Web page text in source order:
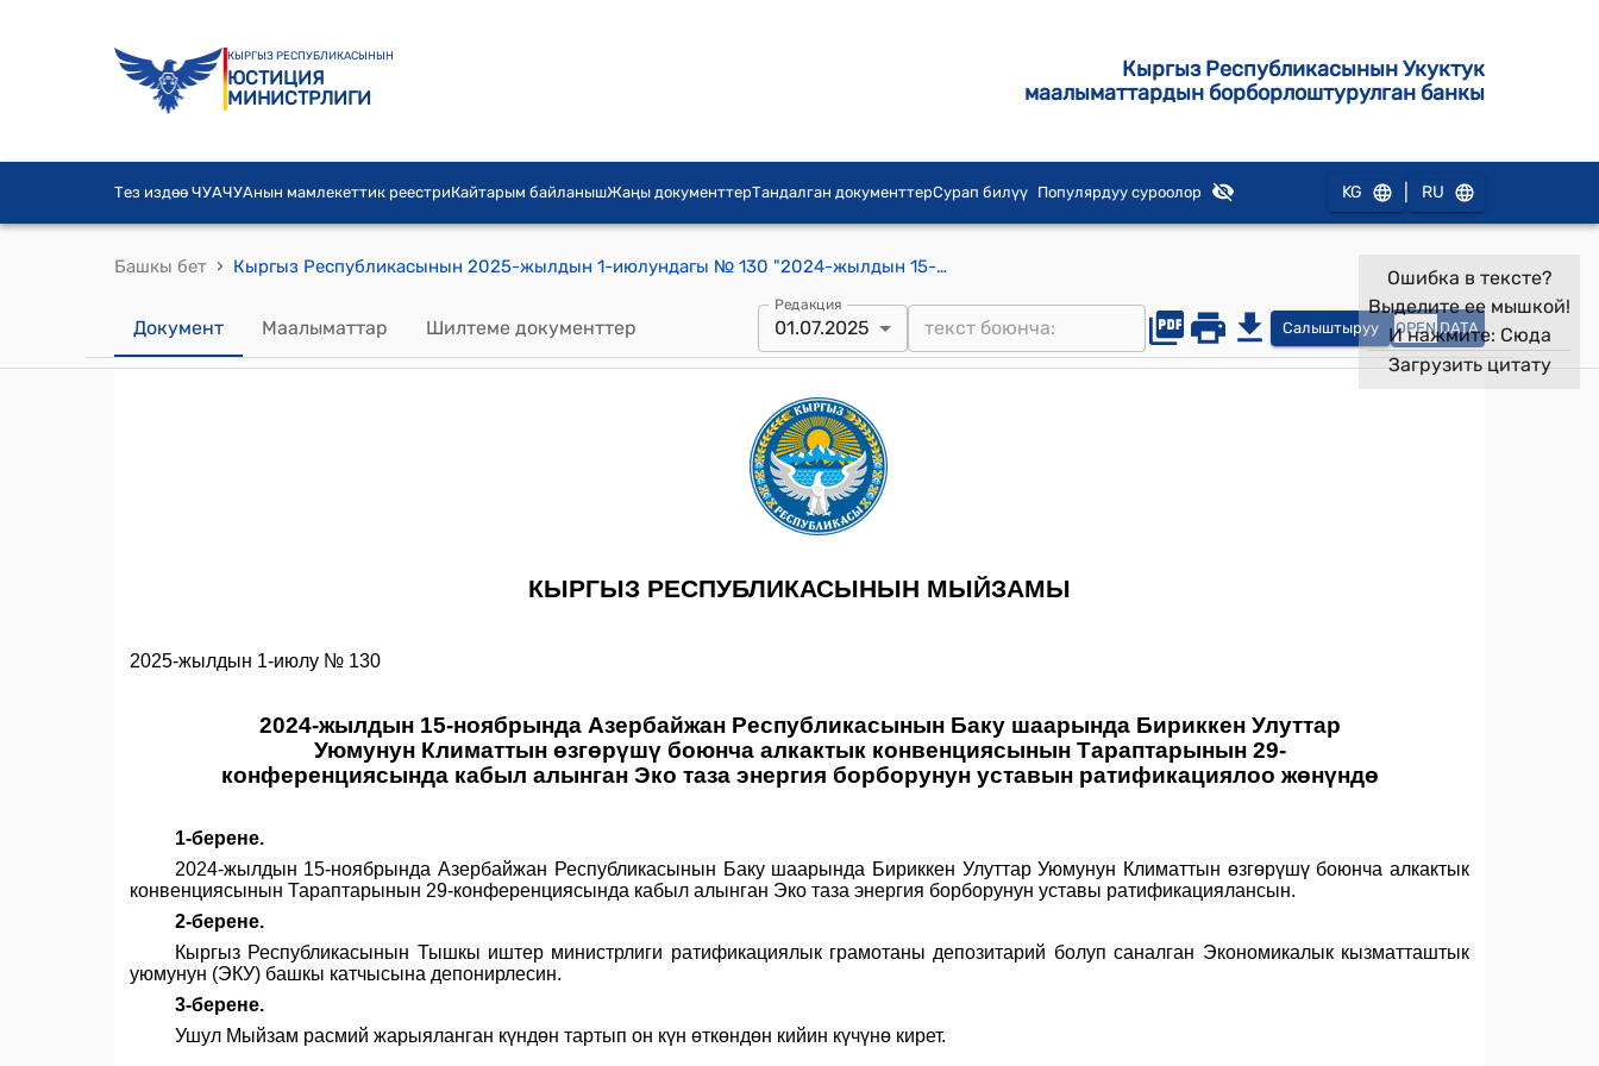
КЫРГЫЗ РЕСПУБЛИКАСЫНЫН
ЮСТИЦИЯ
МИНИСТРЛИГИ
Кыргыз Республикасынын Укуктук
маалыматтардын борборлоштурулган банкы
Тез издөө ЧУАЧУАнын мамлекеттик реестриКайтарым байланышЖаңы документтерТандалган документтерСурап билүү Популярдуу суроолор KG RU
Башкы бет › Кыргыз Республикасынын 2025-жылдын 1-июлундагы № 130 "2024-жылдын 15-ноябрында Азербайжан Республикасынын Баку шаарында Бириккен Улуттар Уюмунун Климаттын өзгөрүшү боюнча алкактык конвенциясынын Тараптарынын 29-конференциясында кабыл алынган Эко таза энергия борборунун уставын ратификациялоо жөнүндө" Мыйзамы
Документ Маалыматтар Шилтеме документтер
Редакция
01.07.2025 Салыштыруу OPEN DATA
Ошибка в тексте?
Выделите ее мышкой!
И нажмите: Сюда
Загрузить цитату